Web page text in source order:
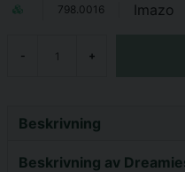
798.0016 Imazo
- +
Beskrivning
Beskrivning av